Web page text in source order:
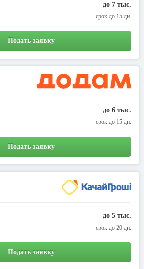
до 7 тыс.
срок до 15 дн.
Подать заявку
до 6 тыс.
срок до 15 дн.
Подать заявку
до 5 тыс.
срок до 20 дн.
Подать заявку